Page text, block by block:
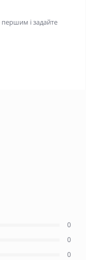
і задайте
0
0
0